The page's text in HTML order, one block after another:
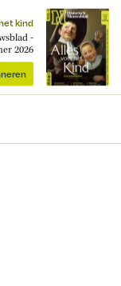
kind
-
2026